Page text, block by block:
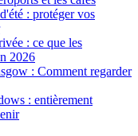
: protéger vos
: ce que les
2026
: Comment regarder
: entièrement